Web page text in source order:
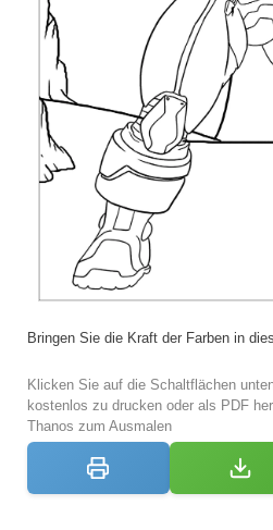
Bringen Sie die Kraft der Farben in
Klicken Sie auf die Schaltflächen
kostenlos zu drucken oder als PDF
Thanos zum Ausmalen